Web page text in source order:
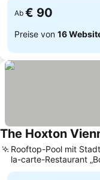
Ab € 90
Preise von 16
The Hoxton
Rooftop-Pool mit
la-carte-Restaurant